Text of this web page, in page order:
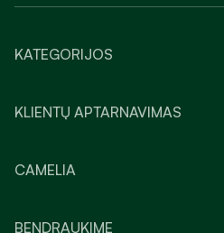
KATEGORIJOS
KLIENTŲ APTARNAVIMAS
CAMELIA
BENDRAUKIME